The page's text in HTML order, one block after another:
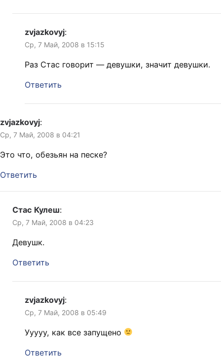
zvjazkovyj:
Ср, 7 Май, 2008 в 15:15
Раз Стас говорит — девушки, значит девушки.
Ответить
zvjazkovyj:
Ср, 7 Май, 2008 в 04:21
Это что, обезьян на песке?
Ответить
Стас Кулеш:
Ср, 7 Май, 2008 в 04:23
Девушк.
Ответить
zvjazkovyj:
Ср, 7 Май, 2008 в 05:49
Ууууу, как все запущено
Ответить